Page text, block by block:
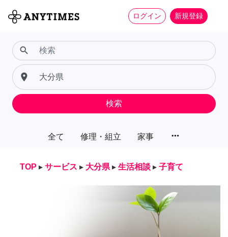
ログイン 新規登録
全て 修理・組立 家事 more_horiz
search
place
検索
TOP ▸ サービス ▸ 大分県 ▸ 生活相談 ▸ 子育て